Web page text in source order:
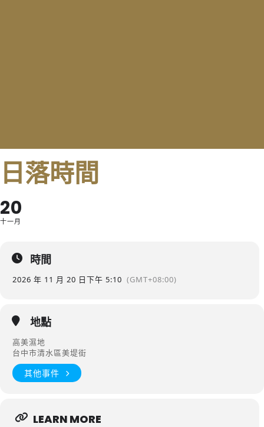
日落時間
20
十一月
時間
2026 年 11 月 20 日下午 5:10 (GMT+08:00)
地點
高美濕地
台中市清水區美堤街
其他事件
LEARN MORE